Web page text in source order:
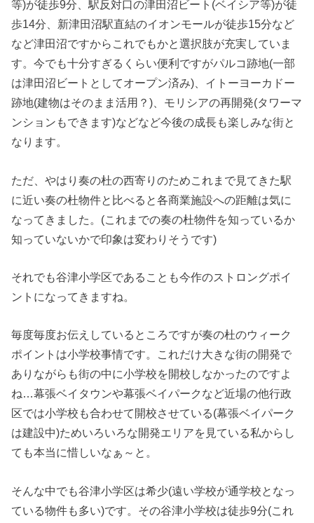
等)が徒歩9分、駅反対口の津田沼ビート(ベイシア等)が徒
歩14分、新津田沼駅直結のイオンモールが徒歩15分など
など津田沼ですからこれでもかと選択肢が充実していま
す。今でも十分すぎるくらい便利ですがパルコ跡地(一部
は津田沼ビートとしてオープン済み)、イトーヨーカドー
跡地(建物はそのまま活用？)、モリシアの再開発(タワーマ
ンションもできます)などなど今後の成長も楽しみな街と
なります。
ただ、やはり奏の杜の西寄りのためこれまで見てきた駅
に近い奏の杜物件と比べると各商業施設への距離は気に
なってきました。(これまでの奏の杜物件を知っているか
知っていないかで印象は変わりそうです)
それでも谷津小学区であることも今作のストロングポイ
ントになってきますね。
毎度毎度お伝えしているところですが奏の杜のウィーク
ポイントは小学校事情です。これだけ大きな街の開発で
ありながらも街の中に小学校を開校しなかったのですよ
ね…幕張ベイタウンや幕張ベイパークなど近場の他行政
区では小学校も合わせて開校させている(幕張ベイパーク
は建設中)ためいろいろな開発エリアを見ている私からし
ても本当に惜しいなぁ～と。
そんな中でも谷津小学区は希少(遠い学校が通学校となっ
ている物件も多い)です。その谷津小学校は徒歩9分(これ